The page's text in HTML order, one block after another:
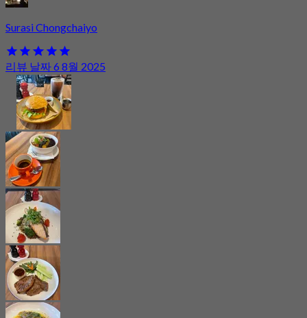
Surasi Chongchaiyo
리뷰 날짜 6 8월 2025